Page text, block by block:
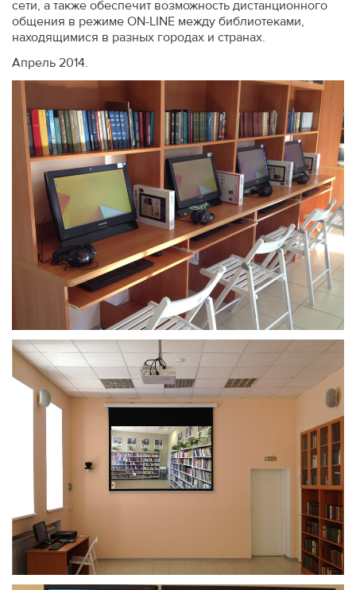
сети, а также обеспечит возможность дистанционного
общения в режиме ON-LINE между библиотеками,
находящимися в разных городах и странах.
Апрель 2014.